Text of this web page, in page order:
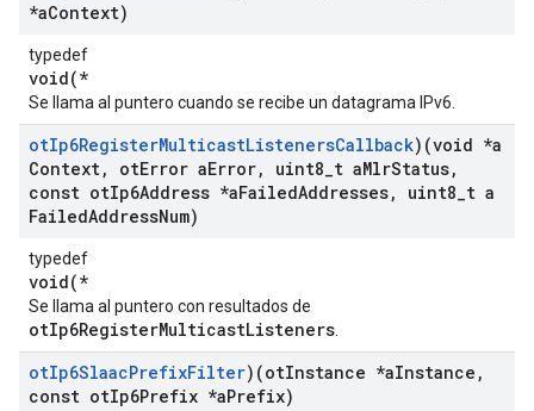
*aContext)
typedef
void(*
Se llama al puntero cuando se recibe un datagrama IPv6.
otIp6RegisterMulticastListenersCallback)(void *a
Context, otError aError, uint8 t aMlrStatus,
const otIp6Address *aFailedAddresses, uint8 t a
FailedAddressNum)
typedef
void(*
Se llama al puntero con resultados de
otIp6RegisterMulticastListeners
otIp6SlaacPrefixFilter)(otInstance *aInstance ,
const otIp6Prefix *aPrefix)